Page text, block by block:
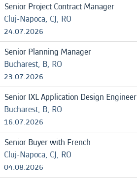
Senior Project Contract Manager
Cluj-Napoca, CJ, RO
24.07.2026
Senior Planning Manager
Bucharest, B, RO
23.07.2026
Senior IXL Application Design Engineer
Bucharest, B, RO
16.07.2026
Senior Buyer with French
Cluj-Napoca, CJ, RO
04.08.2026